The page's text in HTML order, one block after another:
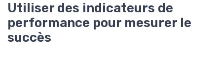
Utiliser des indicateurs de
performance pour mesurer le
succès